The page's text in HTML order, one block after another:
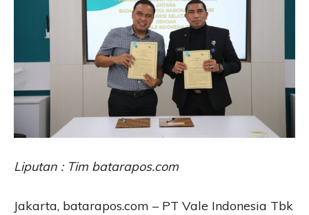
Liputan : Tim batarapos.com
Jakarta, batarapos.com – PT Vale Indonesia Tbk